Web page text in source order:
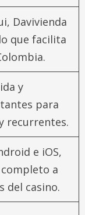
Davivienda
que facilita
y
para
recurrentes.
e iOS,
a
del casino.